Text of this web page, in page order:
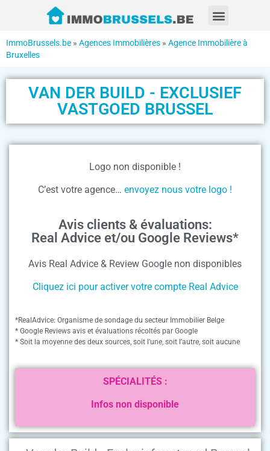
ImmoBrussels.be » Agences Immobilières » Agence Immobilière à
Bruxelles
VAN DER BUILD - EXCLUSIEF
VASTGOED BRUSSEL
Logo non disponible !
C’est votre agence… envoyez nous votre logo !
Avis clients & évaluations:
Real Advice et/ou Google Reviews*
Avis Real Advice & Review Google non disponibles
Cliquez ici pour activer votre compte Real Advice
*RealAdvice: Organisme de sondage du secteur Immobilier Belge
* Google Reviews avis et évaluations récoltés par Google
* Soit la moyenne des deux sources, soit l’une, soit l’autre, soit aucune
SPÉCIALITÉS :
Infos non disponible